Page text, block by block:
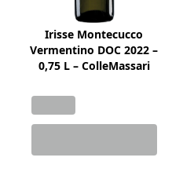
Irisse Montecucco
Vermentino DOC 2022 –
0,75 L – ColleMassari